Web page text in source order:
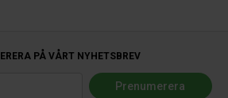
PÅ VÅRT NYHETSBREV